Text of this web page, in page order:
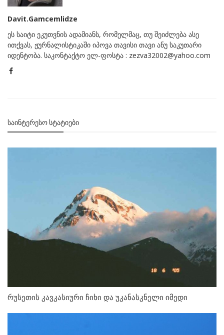
Davit.Gamcemlidze
ეს საიტი ეკუთვნის ადამიანს, რომელმაც, თუ შეიძლება ასე
ითქვას, ჟურნალისტიკაში იპოვა თავისი თავი ანუ საკუთარი
იდენტობა. საკონტაქტო ელ-ფოსტა : zezva32002@yahoo.com
ᲡᲐᲘᲜᲢᲔᲠᲔᲡᲝ ᲡᲢᲐᲢᲘᲔᲑᲘ
რუსეთის კავკასიური ჩიხი და უკანასკნელი იმედი